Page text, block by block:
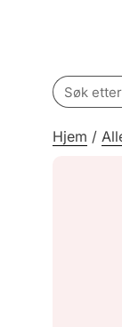
Search
for:
Hjem /